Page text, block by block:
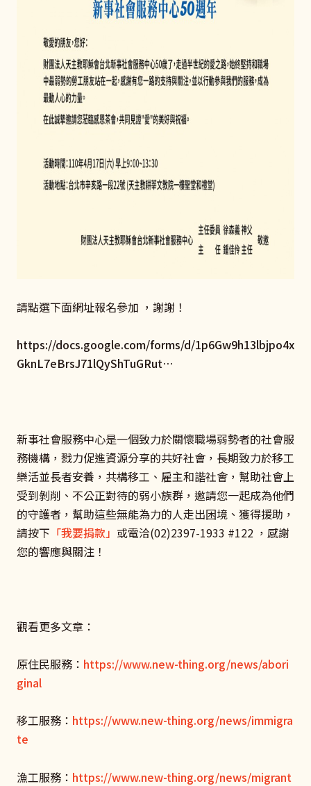
請點選下面網址報名參加 ，謝謝！
https://docs.google.com/forms/d/1p6Gw9h13lbjpo4x
GknL7eBrsJ71lQyShTuGRut…
新事社會服務中心是一個致力於關懷職場弱勢者的社會服
務機構，戮力促進資源分享的共好社會，長期致力於移工
樂活並長者安養，共構移工、雇主和諧社會，幫助社會上
受到剝削、不公正對待的弱小族群，邀請您一起成為他們
的守護者，幫助這些無能為力的人走出困境、獲得援助，
請按下 「我要捐款」 或電洽(02)2397-1933 #122 ，感謝
您的響應與關注！
觀看更多文章：
原住民服務： https://www.new-thing.org/news/abori
ginal
移工服務： https://www.new-thing.org/news/immigra
te
漁工服務： https://www.new-thing.org/news/migrant